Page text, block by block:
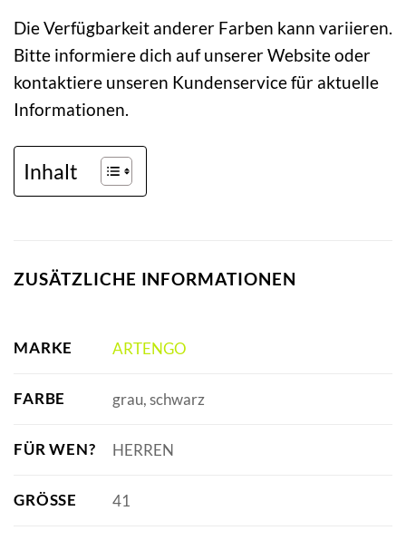
Die Verfügbarkeit anderer Farben kann variieren.
Bitte informiere dich auf unserer Website oder
kontaktiere unseren Kundenservice für aktuelle
Informationen.
Inhalt
ZUSÄTZLICHE INFORMATIONEN
MARKE ARTENGO
FARBE grau, schwarz
FÜR WEN? HERREN
GRÖSSE 41